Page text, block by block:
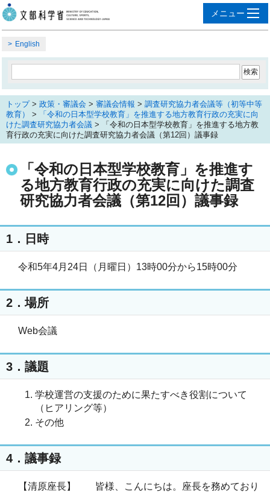
English
トップ> 政策・審議会 > 審議会情報 > 調査研究協力者会議等（初等中等
教育）
>
「令和の日本型学校教育」を推進する地方教育行政の充実に向
けた調査研究協力者会議 > 「令和の日本型学校教育」を推進する地方教
育行政の充実に向けた調査研究協力者会議（第12回）議事録
「令和の日本型学校教育」を推進す
る地方教育行政の充実に向けた調査
研究協力者会議（第12回）議事録
1．日時
令和5年4月24日（月曜日）13時00分から15時00分
2．場所
Web会議
3．議題
学校運営の支援のために果たすべき役割について
（ヒアリング等）
その他
4．議事録
【清原座長】 皆様、こんにちは。座長を務めており